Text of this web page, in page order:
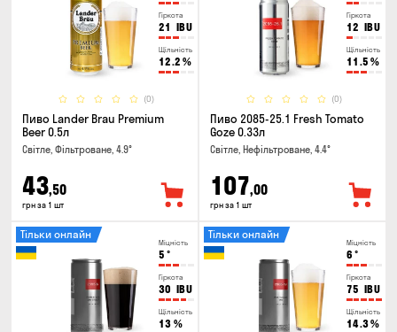
Гіркота
21 IBU
Щільність
12.2 %
(0)
Пиво Lander Brau Premium
Beer 0.5л
Світле, Фільтроване, 4.9°
43,50
грн за 1 шт
Гіркота
12 IBU
Щільність
11.5 %
(0)
Пиво 2085-25.1 Fresh Tomato
Goze 0.33л
Світле, Нефільтроване, 4.4°
107,00
грн за 1 шт
Міцність
5 °
Гіркота
30 IBU
Щільність
13 %
Тільки онлайн
Міцність
6 °
Гіркота
75 IBU
Щільність
14.3%
Тільки онлайн